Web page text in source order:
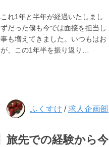
れ1年と半年が経過いたしまし
だった僕も今では面接を担当し
も増えてきました。いつもはお
、この1年半を振り返り…
ふくすけ /求人企画部
旅先での経験から今